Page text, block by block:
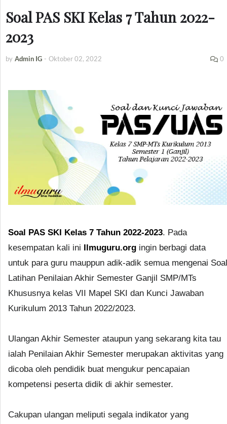
Soal PAS SKI Kelas 7 Tahun 2022-
2023
by Admin IG - Oktober 02, 2022 0
Soal PAS SKI Kelas 7 Tahun 2022-2023. Pada
kesempatan kali ini
Ilmuguru.org ingin berbagi data
untuk para guru mauppun adik-adik semua mengenai Soal
Latihan Penilaian Akhir Semester Ganjil SMP/MTs
Khususnya kelas VII Mapel SKI dan Kunci Jawaban
Kurikulum 2013 Tahun 2022/2023.
Ulangan Akhir Semester ataupun yang sekarang kita tau
ialah Penilaian Akhir Semester merupakan aktivitas yang
dicoba oleh pendidik buat mengukur pencapaian
kompetensi peserta didik di akhir semester.
Cakupan ulangan meliputi segala indikator yang